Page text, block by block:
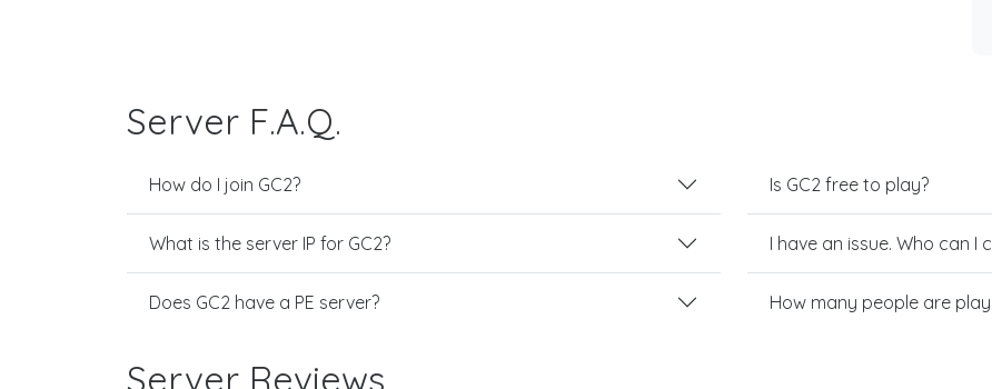
Server F.A.Q.
How do I join GC2?
What is the server IP for GC2?
Does GC2 have a PE server?
Is GC2 free to play?
I have an issue. Who can I
How many people are
Server Reviews